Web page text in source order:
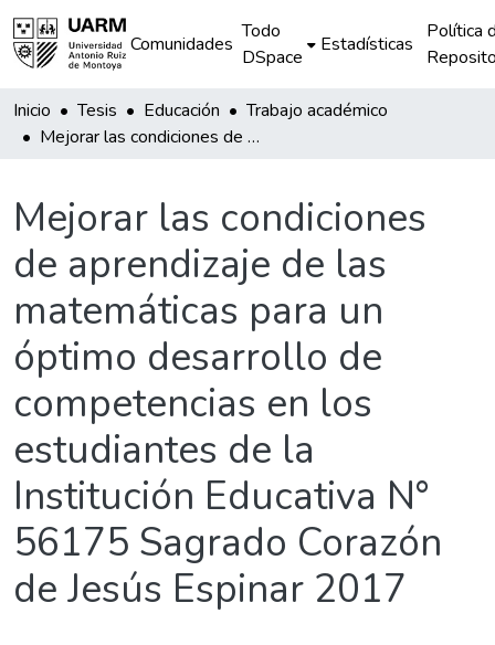
Comunidades
Todo
DSpace
Estadísticas
Política
Inicio Tesis Educación
Trabajo académico
Mejorar las condiciones de aprendizaje de las matemáticas para un óptimo desarrollo de competencias en los estudiantes de la Institución Educativa N° 56175 Sagrado Corazón de Jesús Espinar 2017
Mejorar las condiciones
de aprendizaje de las
matemáticas para un
óptimo desarrollo de
competencias en los
estudiantes de la
Institución Educativa N°
56175 Sagrado Corazón
de Jesús Espinar 2017